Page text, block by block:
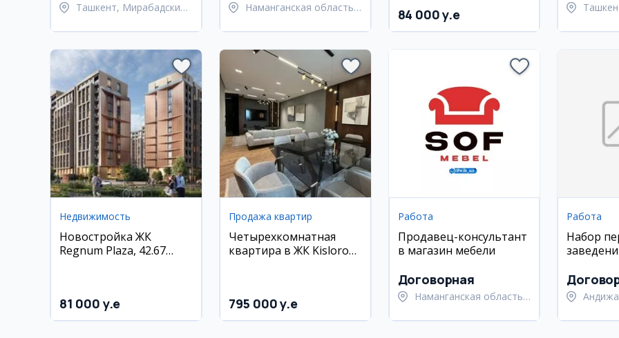
Ташкент, Мирабадский
Наманганская область,
84 000 y.e
Недвижимость
Новостройка ЖК
Regnum Plaza, 42.67
81 000 y.e
Продажа квартир
Четырехкомнатная
квартира в ЖК Kislorod
795 000 y.e
Работа
Продавец-консультант
в магазин мебели
Договорная
Наманганская область,
Работа
Набор
питания